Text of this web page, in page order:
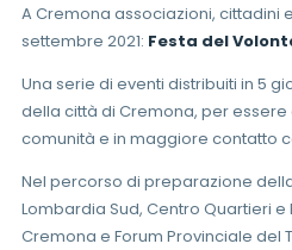
A Cremona associazioni, cittadini
settembre 2021: Festa del
Una serie di eventi distribuiti in 5
della città di Cremona, per
comunità e in maggiore contatto
Nel percorso di preparazione
Lombardia Sud, Centro Quartieri
Cremona e Forum Provinciale del